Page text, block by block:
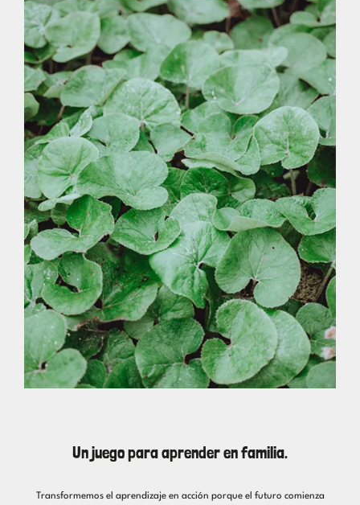
Un juego para aprender en familia.
Transformemos el aprendizaje en acción porque el futuro comienza